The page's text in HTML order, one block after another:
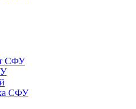
СФУ
СФУ